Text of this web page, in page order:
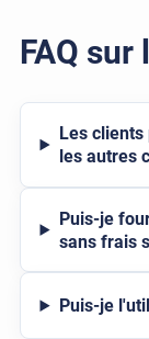
FAQ
Les
les autres
Puis-je
sans frais
Puis-je